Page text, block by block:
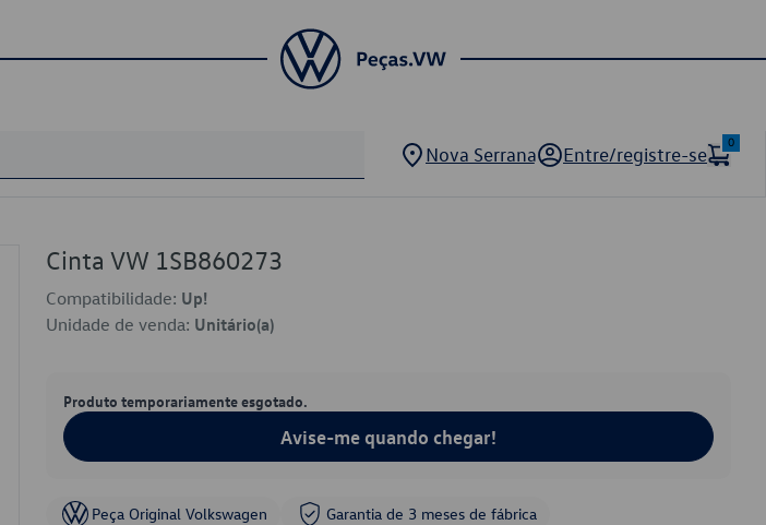
Nova Serrana Entre/registre-se
0
Cinta VW 1SB860273
Compatibilidade: Up!
Unidade de venda: Unitário(a)
Produto temporariamente esgotado.
Avise-me quando chegar!
Peça Original Volkswagen Garantia de 3 meses de fábrica